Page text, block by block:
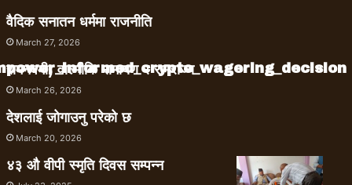
वैदिक सनातन धर्ममा राजनीति
March 27, 2026
रामनवमी, वाल्मीकि रामायण र रामराज्य
March 26, 2026
देशलाई जोगाउनु परेको छ
March 20, 2026
४३ औ वीपी स्मृति दिवस सम्पन्न